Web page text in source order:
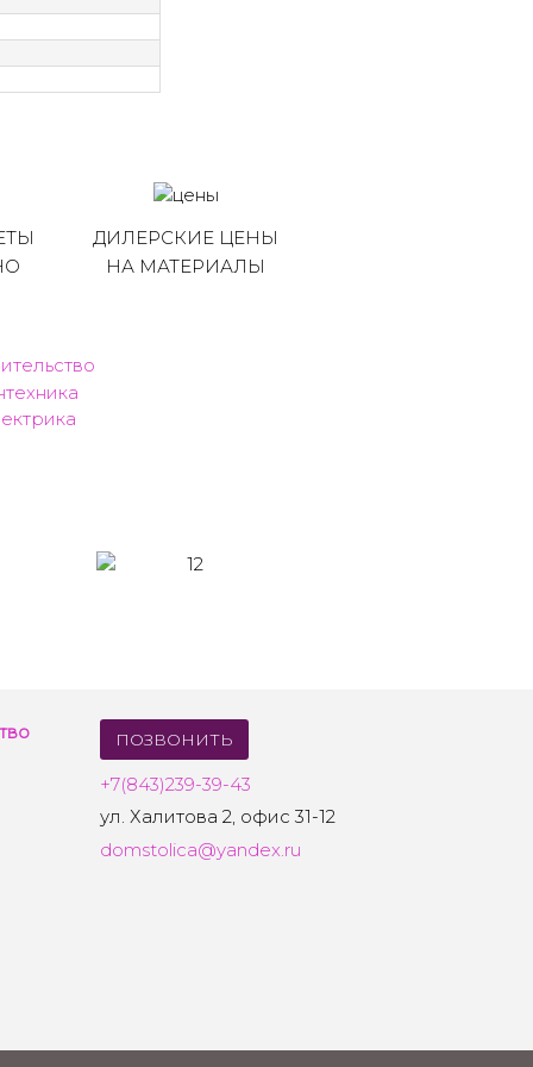
ДИЛЕРСКИЕ ЦЕНЫ
НА МАТЕРИАЛЫ
ПОЗВОНИТЬ
+7(843)239-39-43
ул. Халитова 2, офис 31-12
domstolica@yandex.ru